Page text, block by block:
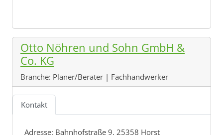
Otto Nöhren und Sohn GmbH &
Co. KG
Branche: Planer/Berater | Fachhandwerker
Kontakt
Adresse: Bahnhofstraße 9, 25358 Horst